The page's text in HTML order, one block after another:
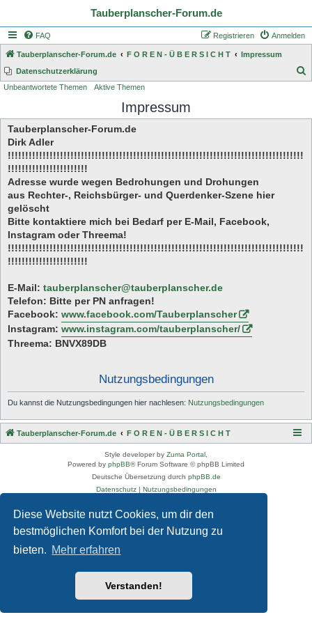
Diese Website nutzt Cookies, um dir den
bestmöglichen Komfort bei der Nutzung zu
bieten. Mehr erfahren
Verstanden!
Tauberplanscher-Forum.de
FAQ Anmelden
Registrieren
Tauberplanscher-Forum.de F O R E N - Ü B E R S I C H T
Impressum
Datenschutzerklärung
h
Unbeantwortete Themen Aktive Themen
Impressum
Tauberplanscher-Forum.de
Dirk Adler
!!!!!!!!!!!!!!!!!!!!!!!!!!!!!!!!!!!!!!!!!!!!!!!!!!!!!!!!!!!!!!!!!!!!!!!!!!!!!!!!!!!!!
!!!!!!!!!!!!!!!!!!!!!!!
Adresse wurde wegen Bedrohungen und Drohungen
aus Rechter-, Reichsbürger- und Querdenker-Szene hier
gelöscht
Bitte kontaktiere mich bei Bedarf per E-Mail, Facebook,
Instagram oder Threema!
!!!!!!!!!!!!!!!!!!!!!!!!!!!!!!!!!!!!!!!!!!!!!!!!!!!!!!!!!!!!!!!!!!!!!!!!!!!!!!!!!!!!!
!!!!!!!!!!!!!!!!!!!!!!!
E-Mail: tauberplanscher@tauberplanscher.de
Telefon: Bitte per PN anfragen!
Facebook: www.facebook.com/Tauberplanscher
Instagram: www.instagram.com/tauberplanscher/
Threema: BNVX89DB
Nutzungsbedingungen
Du kannst die Nutzungsbedingungen hier nachlesen: Nutzungsbedingungen
Tauberplanscher-Forum.de F O R E N - Ü B E R S I C H T
Style developer by Zuma Portal
Powered by phpBB® Forum Software © phpBB Limited
Deutsche Übersetzung durch phpBB.de
Datenschutz| Nutzungsbedingungen